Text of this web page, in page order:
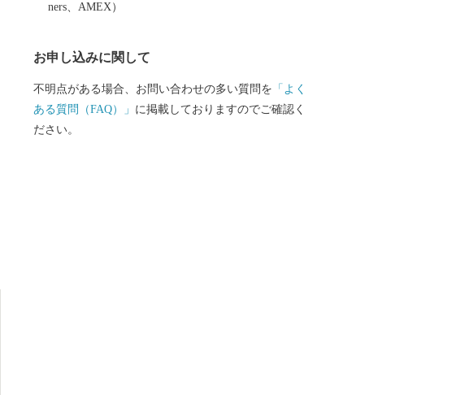
ners、AMEX）
お申し込みに関して
不明点がある場合、お問い合わせの多い質問を 「よく
ある質問（FAQ）」 に掲載しておりますのでご確認く
ださい。